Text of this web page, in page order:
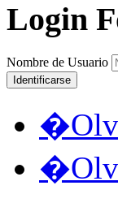
Login
Nombre de Usuario
Identificarse